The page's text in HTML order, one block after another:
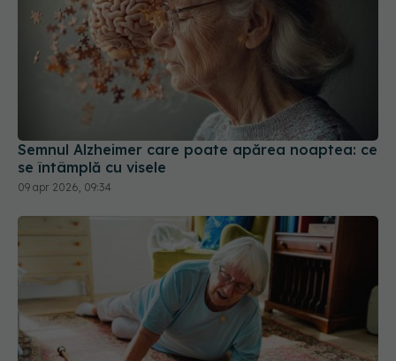
Semnul Alzheimer care poate apărea noaptea: ce
se întâmplă cu visele
09 apr 2026, 09:34